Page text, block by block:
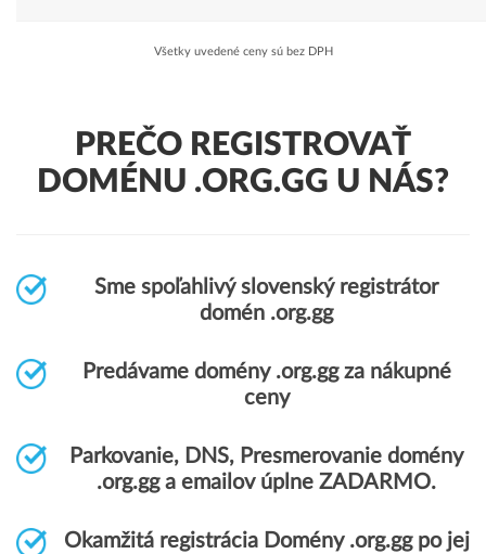
Všetky uvedené ceny sú bez DPH
PREČO REGISTROVAŤ
DOMÉNU .ORG.GG U NÁS?
Sme spoľahlivý slovenský registrátor
domén .org.gg
Predávame domény .org.gg za nákupné
ceny
Parkovanie, DNS, Presmerovanie domény
.org.gg a emailov úplne ZADARMO.
Okamžitá registrácia Domény .org.gg po jej